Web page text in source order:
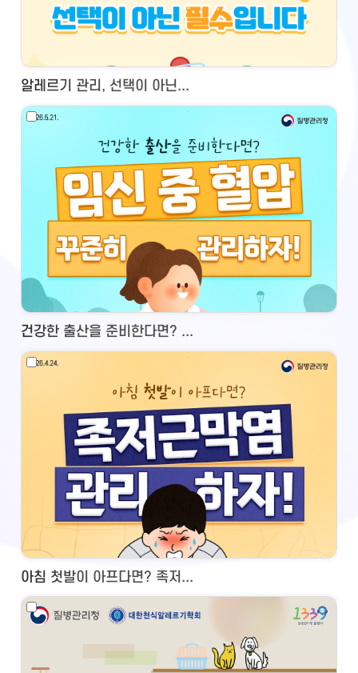
알레르기 관리, 선택이 아닌...
건강한 출산을 준비한다면? ...
아침 첫발이 아프다면? 족저...